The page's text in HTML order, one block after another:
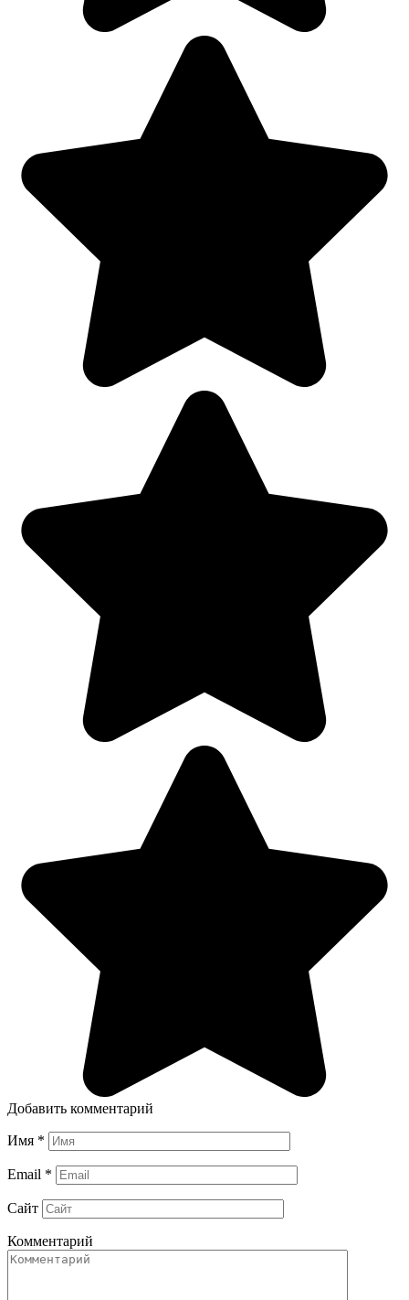
Добавить комментарий
Имя *
Email *
Сайт
Комментарий